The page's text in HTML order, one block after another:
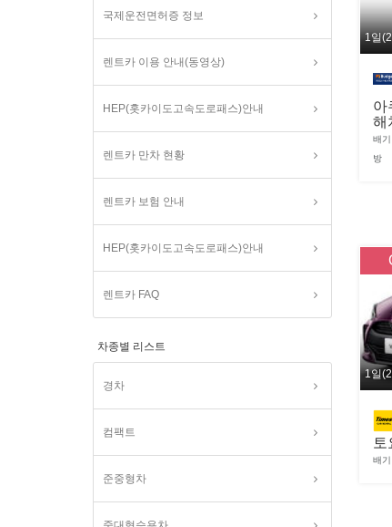
국제운전면허증 정보
렌트카 이용 안내(동영상)
HEP(홋카이도고속도로패스)안내
렌트카 만차 현황
렌트카 보험 안내
HEP(홋카이도고속도로패스)안내
렌트카 FAQ
차종별 리스트
경차
컴팩트
준중형차
1일
아
해
배
방
1일
배